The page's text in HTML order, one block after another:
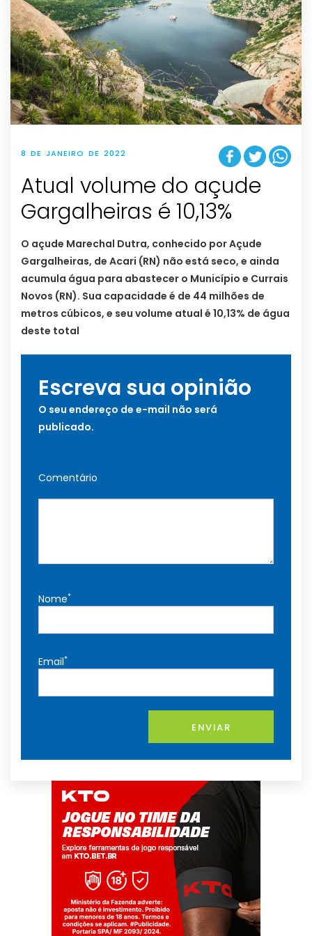
8 DE JANEIRO DE 2022
Atual volume do açude
Gargalheiras é 10,13%
O açude Marechal Dutra, conhecido por Açude
Gargalheiras, de Acari (RN) não está seco, e ainda
acumula água para abastecer o Município e Currais
Novos (RN). Sua capacidade é de 44 milhões de
metros cúbicos, e seu volume atual é 10,13% de água
deste total
Escreva sua opinião
O seu endereço de e-mail não será
publicado.
Comentário
Nome*
Email*
ENVIAR